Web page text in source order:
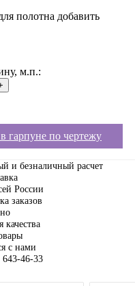
полотна добавить
м.п.:
в гарпуне по чертежу
и безналичный расчет
России
заказов
качества
с нами
46-33